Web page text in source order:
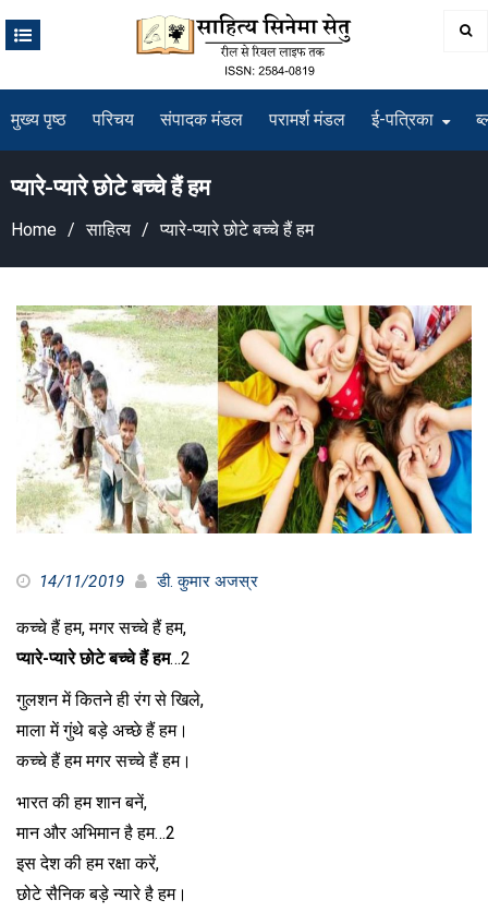
मुख्य पृष्ठ परिचय संपादक मंडल परामर्श मंडल ई-पत्रिका
प्यारे-प्यारे छोटे बच्चे हैं हम
Home साहित्य प्यारे-प्यारे छोटे बच्चे हैं हम
14/11/2019 डी. कुमार अजस्र
कच्चे हैं हम, मगर सच्चे हैं हम,
प्यारे-प्यारे छोटे बच्चे हैं हम…2
गुलशन में कितने ही रंग से खिले,
माला में गुंथे बड़े अच्छे हैं हम।
कच्चे हैं हम मगर सच्चे हैं हम।
भारत की हम शान बनें,
मान और अभिमान है हम…2
इस देश की हम रक्षा करें,
छोटे सैनिक बड़े न्यारे है हम।